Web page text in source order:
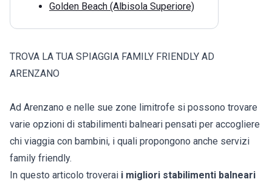
Golden Beach (Albisola Superiore)
TROVA LA TUA SPIAGGIA FAMILY FRIENDLY AD
ARENZANO
Ad Arenzano e nelle sue zone limitrofe si possono trovare
varie opzioni di stabilimenti balneari pensati per accogliere
chi viaggia con bambini, i quali propongono anche servizi
family friendly.
In questo articolo troverai i migliori stabilimenti balneari